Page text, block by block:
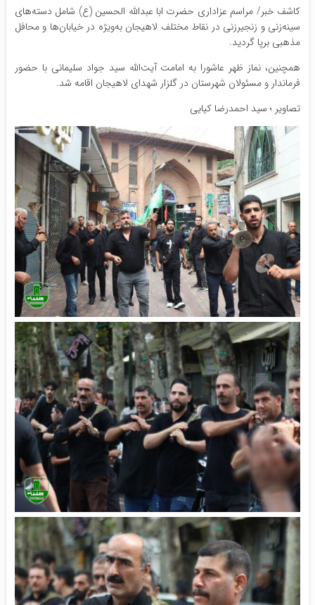
کاشف خبر/ مراسم عزاداری حضرت ابا عبدالله الحسین (ع) شامل دسته‌های
سینه‌زنی و زنجیرزنی در نقاط مختلف لاهیجان به‌ویژه در خیابان‌ها و محافل
مذهبی برپا گردید.
همچنین، نماز ظهر عاشورا به امامت آیت‌الله سید جواد سلیمانی با حضور
فرماندار و مسئولان شهرستان در گلزار شهدای لاهیجان اقامه شد.
تصاویر ؛ سید احمدرضا کیایی